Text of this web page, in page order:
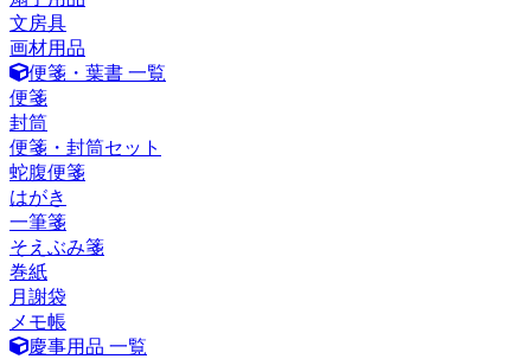
文房具
画材用品
便箋・葉書 一覧
便箋
封筒
便箋・封筒セット
蛇腹便箋
はがき
一筆箋
そえぶみ箋
巻紙
月謝袋
メモ帳
慶事用品 一覧